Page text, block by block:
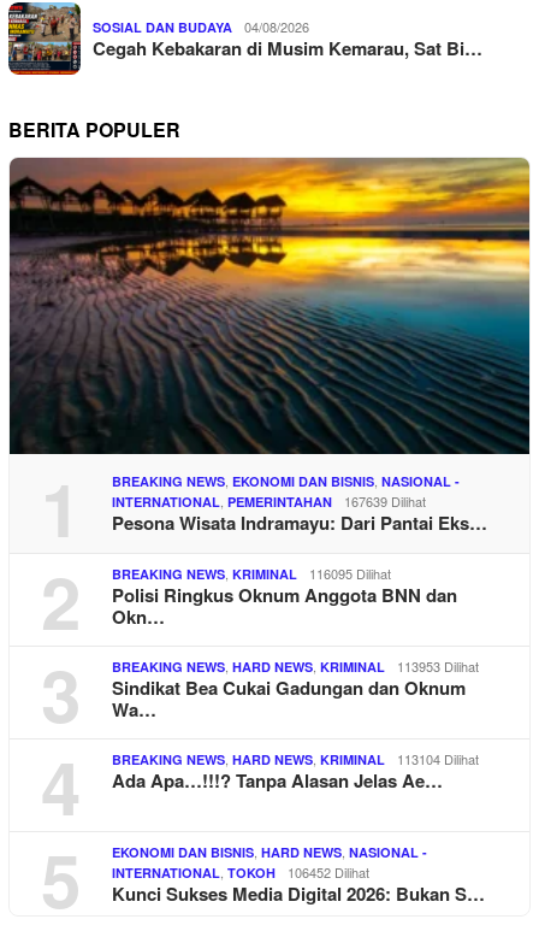
SOSIAL DAN BUDAYA 04/08/2026
Cegah Kebakaran di Musim Kemarau, Sat Bi…
BERITA POPULER
1 BREAKING NEWS EKONOMI DAN BISNIS NASIONAL -
INTERNATIONAL PEMERINTAHAN 167639 Dilihat
Pesona Wisata Indramayu: Dari Pantai Eks…
2 BREAKING NEWS KRIMINAL 116095 Dilihat
Polisi Ringkus Oknum Anggota BNN dan
Okn…
3 BREAKING NEWS HARD NEWS KRIMINAL 113953 Dilihat
Sindikat Bea Cukai Gadungan dan Oknum
Wa…
4 BREAKING NEWS HARD NEWS KRIMINAL 113104 Dilihat
Ada Apa…!!!? Tanpa Alasan Jelas Ae…
5 EKONOMI DAN BISNIS HARD NEWS NASIONAL -
INTERNATIONAL TOKOH 106452 Dilihat
Kunci Sukses Media Digital 2026: Bukan S…